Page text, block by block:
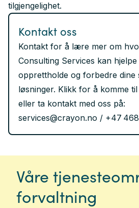
Tier 3 er den mest omfattende
en dedikert arkitekt som jobber
virksomheten. Fokus ligger på
forbedring, korte
samarbeidsmodell som sikrer
løpende – ikke gjennom
Kundeutbytte:
Dedikert team med ansvar
videreutvikling
En plattform som utvikler
organisasjonens behov
tilgjengelighet.
Kontakt oss
Kontakt for å lære mer om
Consulting Services kan hjelpe
opprettholde og forbedre dine
løsninger. Klikk for å komme
eller ta kontakt med oss på:
services@crayon.no / +47
Våre
forvaltning